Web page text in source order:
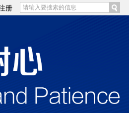
存在偏差。不代表财新观点和立场。推荐点
册